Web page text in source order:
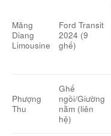
Măng
Diang
Limousine
Ford Transit
2024 (9
ghế)
Phượng
Thu
Ghế
ngồi/Giường
nằm (liên
hệ)